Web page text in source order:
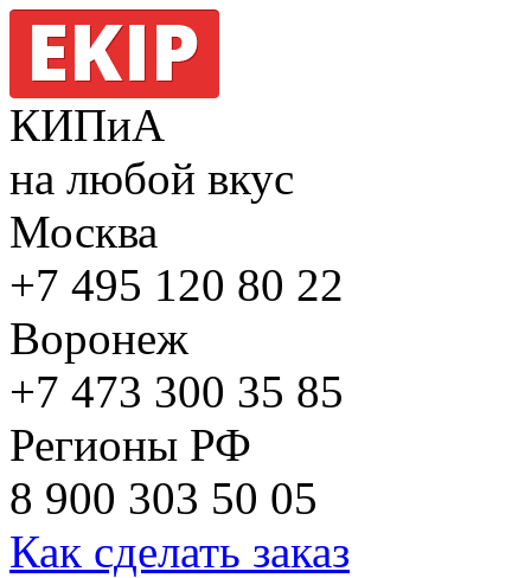
КИПиА
на любой вкус
Москва
+7 495 120 80 22
Воронеж
+7 473 300 35 85
Регионы РФ
8 900 303 50 05
Как сделать заказ